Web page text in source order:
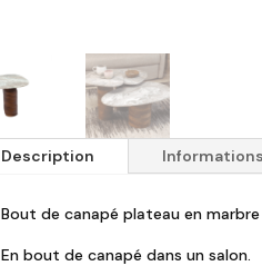
Description
Bout de canapé plateau en
En bout de canapé dans un salon.